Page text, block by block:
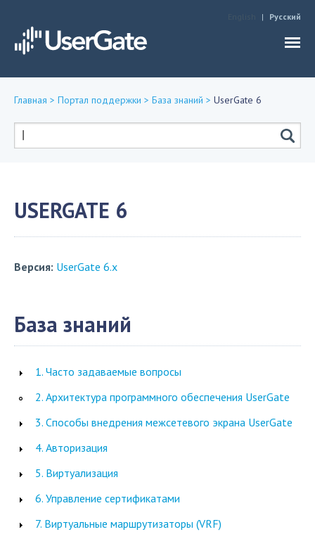
Русский
Вы
здесь
Главная > Портал поддержки > База знаний > UserGate 6
USERGATE 6
Версия: UserGate 6.x
База знаний
1. Часто задаваемые вопросы
2. Архитектура программного обеспечения UserGate
3. Способы внедрения межсетевого экрана UserGate
4. Авторизация
5. Виртуализация
6. Управление сертификатами
7. Виртуальные маршрутизаторы (VRF)